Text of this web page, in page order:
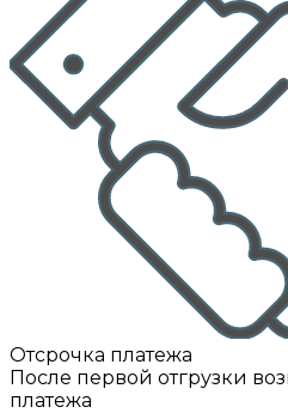
Отсрочка платежа
После первой отгрузки
платежа